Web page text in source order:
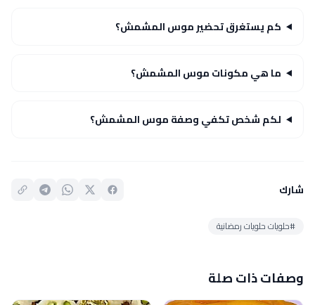
كم يستغرق تحضير موس المشمش؟
ما هي مكونات موس المشمش؟
لكم شخص تكفي وصفة موس المشمش؟
شارك
#حلويات حلويات رمضانية
وصفات ذات صلة